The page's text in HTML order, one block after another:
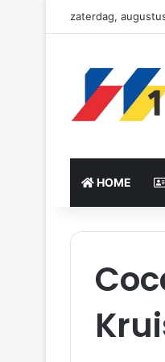
zaterdag,
HOME